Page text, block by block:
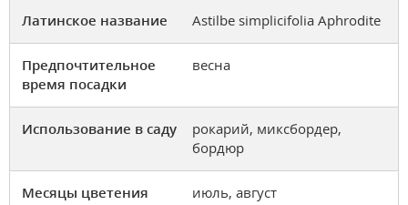
Латинское название Astilbe simplicifolia Aphrodite
Предпочтительное
время посадки
весна
Использование в саду
рокарий, миксбордер,
бордюр
Месяцы цветения июль, август